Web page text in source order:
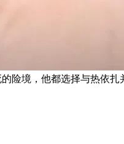
险境，他都选择与热依扎